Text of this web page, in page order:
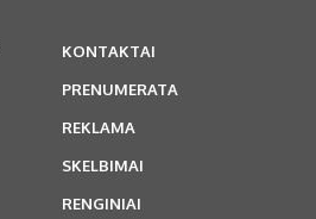
KONTAKTAI
PRENUMERATA
REKLAMA
SKELBIMAI
RENGINIAI